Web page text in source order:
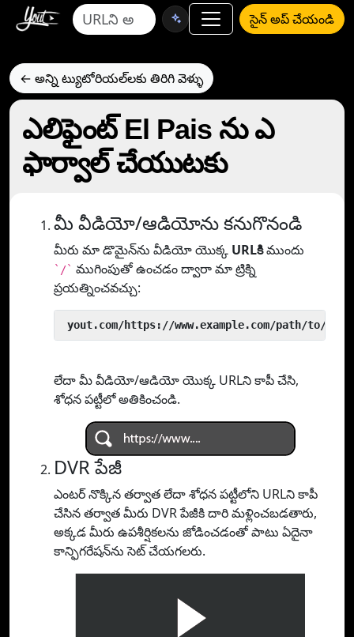
సైన్ అప్ చేయండి
← అన్ని ట్యుటోరియల్‌లకు తిరిగి వెళ్ళు
ఎలిఫైంట్ El Pais ను ఎ
ఫార్వాల్ చేయుటకు
మీ వీడియో/ఆడియోను కనుగొనండి
మీరు మా డొమైన్‌ను వీడియో యొక్క URLకిముందు
`/` ముగింపుతో ఉంచడం ద్వారా మా ట్రిక్ని
ప్రయత్నించవచ్చు:
yout.com/https://www.example.com/path/to/
లేదా మీ వీడియో/ఆడియో యొక్క URLని కాపీ చేసి,
శోధన పట్టీలో అతికించండి.
DVR పేజీ
ఎంటర్ నొక్కిన తర్వాత లేదా శోధన పట్టీలోని URLని కాపీ
చేసిన తర్వాత మీరు DVR పేజీకి దారి మళ్లించబడతారు,
అక్కడ మీరు ఉపశీర్షికలను జోడించడంతో పాటు ఏదైనా
కాన్ఫిగరేషన్‌ను సెట్ చేయగలరు.